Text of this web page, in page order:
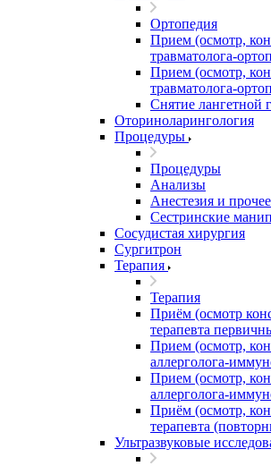
Ортопедия
Прием (осмотр,
травматолога-
Прием (осмотр,
травматолога-
Снятие лангетной
Оториноларингология
Процедуры
Процедуры
Анализы
Анестезия и прочее
Сестринские
Сосудистая хирургия
Сургитрон
Терапия
Терапия
Приём (осмотр
терапевта
Прием (осмотр,
аллерголога-
Прием (осмотр,
аллерголога-
Приём (осмотр,
терапевта
Ультразвуковые